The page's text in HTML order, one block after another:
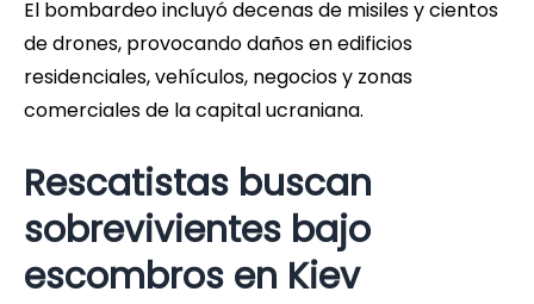
El bombardeo incluyó decenas de misiles y cientos
de drones, provocando daños en edificios
residenciales, vehículos, negocios y zonas
comerciales de la capital ucraniana.
Rescatistas buscan
sobrevivientes bajo
escombros en Kiev